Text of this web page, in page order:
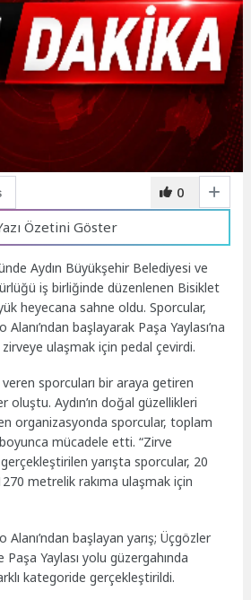
0
Özetini Göster
Aydın Büyükşehir Belediyesi ve
iş birliğinde düzenlenen Bisiklet
heyecana sahne oldu. Sporcular,
başlayarak Paşa Yaylası’na
ulaşmak için pedal çevirdi.
sporcuları bir araya getiren
oluştu. Aydın’ın doğal güzellikleri
organizasyonda sporcular, toplam
mücadele etti. “Zirve
gerçekleştirilen yarışta sporcular, 20
metrelik rakıma ulaşmak için
Alanı’ndan başlayan yarış; Üçgözler
Yaylası yolu güzergahında
kategoride gerçekleştirildi.